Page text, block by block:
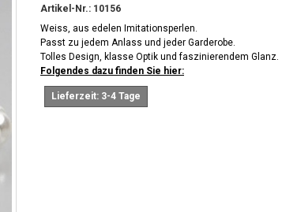
Artikel-Nr.: 10156
Weiss, aus edelen Imitationsperlen.
Passt zu jedem Anlass und jeder Garderobe.
Tolles Design, klasse Optik und faszinierendem Glanz.
Folgendes dazu finden Sie hier:
Lieferzeit: 3-4 Tage